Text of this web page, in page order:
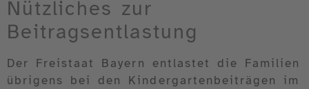
Nützliches zur
Beitragsentlastung
Der Freistaat Bayern entlastet die Familien
übrigens bei den Kindergartenbeiträgen im